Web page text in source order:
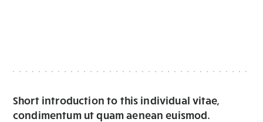
Short introduction to this individual vitae,
condimentum ut quam aenean euismod.